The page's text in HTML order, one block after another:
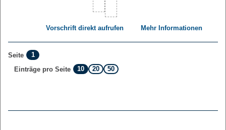
Vorschrift direkt aufrufen Mehr Informationen
Seite
1
Einträge pro Seite
10 20 50